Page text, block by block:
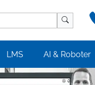
LMS AI & Roboter